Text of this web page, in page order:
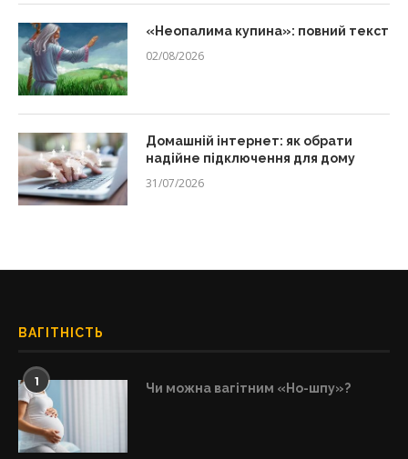
«Неопалима купина»: повний текст
02/08/2026
Домашній інтернет: як обрати
надійне підключення для дому
31/07/2026
ВАГІТНІСТЬ
1 Чи можна вагітним «Но-шпу»?